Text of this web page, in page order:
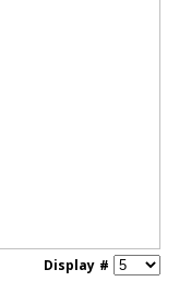
Display #